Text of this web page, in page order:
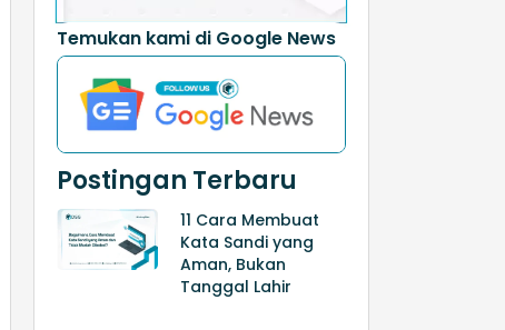
Temukan kami di Google News
Postingan Terbaru
11 Cara Membuat
Kata Sandi yang
Aman, Bukan
Tanggal Lahir